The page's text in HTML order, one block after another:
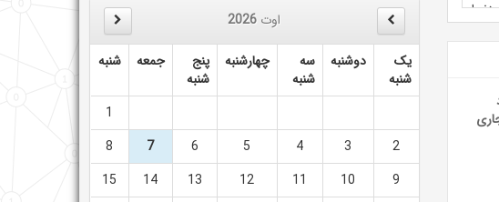
اوت 2026
یک
شنبه
دوشنبه
سه
شنبه
چهارشنبه
پنج
شنبه
جمعه شنبه
1
2
3
4
5
6
7
8
9
10
11
12
13
14
15